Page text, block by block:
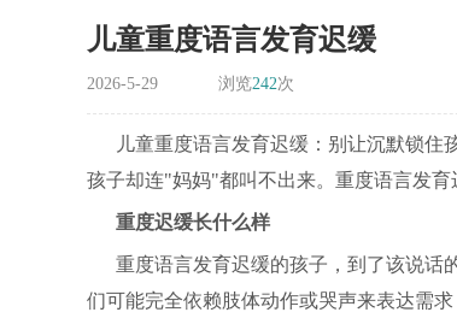
儿童重度语言发育迟缓
2026-5-29 浏览242次
儿童重度语言发育迟缓：别让沉默锁
孩子却连"妈妈"都叫不出来。重度语言发
重度迟缓长什么样
重度语言发育迟缓的孩子，到了该说话
们可能完全依赖肢体动作或哭声来表达需